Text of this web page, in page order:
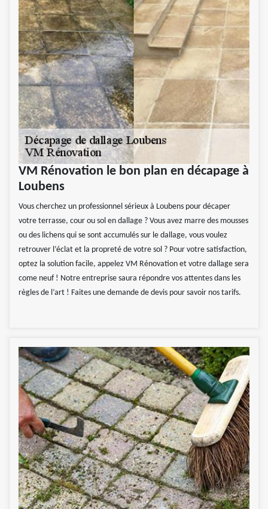
VM Rénovation le bon plan en décapage à
Loubens
Vous cherchez un professionnel sérieux à Loubens pour décaper
votre terrasse, cour ou sol en dallage ? Vous avez marre des mousses
ou des lichens qui se sont accumulés sur le dallage, vous voulez
retrouver l’éclat et la propreté de votre sol ? Pour votre satisfaction,
optez la solution facile, appelez VM Rénovation et votre dallage sera
come neuf ! Notre entreprise saura répondre vos attentes dans les
règles de l’art ! Faites une demande de devis pour savoir nos tarifs.